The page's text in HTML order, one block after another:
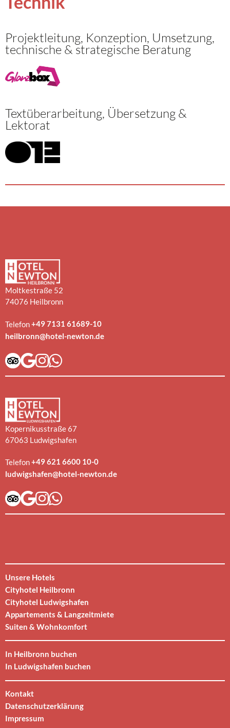
Projektleitung, Konzeption, Umsetzung,
technische & strategische Beratung
Textüberarbeitung, Übersetzung &
Lektorat
Moltkestraße 52
74076 Heilbronn
Telefon+49 7131 61689-10
heilbronn@hotel-newton.de
Kopernikusstraße 67
67063 Ludwigshafen
Telefon+49 621 6600 10-0
ludwigshafen@hotel-newton.de
Unsere Hotels
Cityhotel Heilbronn
Cityhotel Ludwigshafen
Appartements & Langzeitmiete
Suiten & Wohnkomfort
In Heilbronn buchen
In Ludwigshafen buchen
Kontakt
Datenschutzerklärung
Impressum